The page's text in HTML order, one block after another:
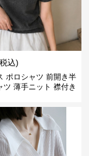
込)
ポロシャツ 前開き半
ツ 薄手ニット 襟付き